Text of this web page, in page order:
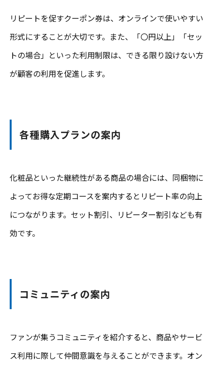
リピートを促すクーポン券は、オンラインで使いやすい
形式にすることが大切です。また、「〇円以上」「セッ
トの場合」といった利用制限は、できる限り設けない方
が顧客の利用を促進します。
各種購入プランの案内
化粧品といった継続性がある商品の場合には、同梱物に
よってお得な定期コースを案内するとリピート率の向上
につながります。セット割引、リピーター割引なども有
効です。
コミュニティの案内
ファンが集うコミュニティを紹介すると、商品やサービ
ス利用に際して仲間意識を与えることができます。オン